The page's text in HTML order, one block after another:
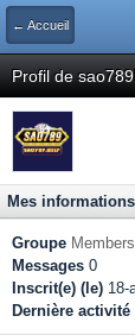
← Accueil
Profil de
Mes informations
Groupe Members
Messages 0
Inscrit(e) (le) 18-
Dernière activité